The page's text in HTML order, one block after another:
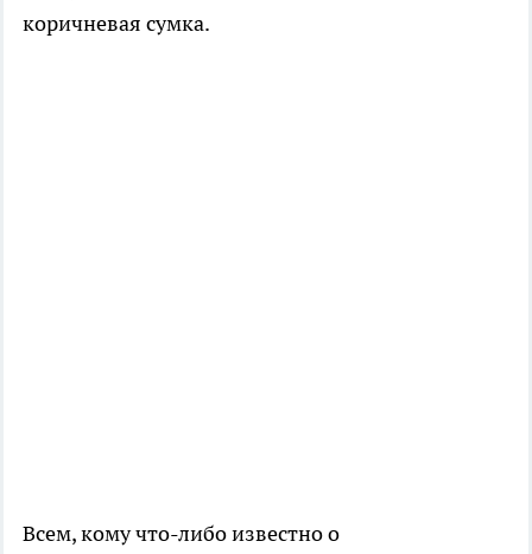
коричневая сумка.
Всем, кому что-либо известно о